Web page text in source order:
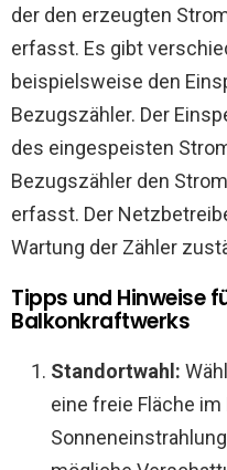
der den erzeugten
erfasst. Es gibt
beispielsweise den
Bezugszähler. Der
des eingespeisten
Bezugszähler den
erfasst. Der
Wartung der Zähler
Tipps und Hinweise
Balkonkraftwerks
Standortwahl:
eine freie Fläche